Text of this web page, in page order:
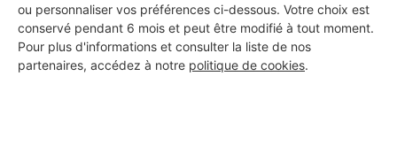
ou personnaliser vos préférences ci-dessous. Votre choix est
conservé pendant 6 mois et peut être modifié à tout moment.
Pour plus d'informations et consulter la liste de nos
partenaires, accédez à notre politique de cookies.
popcorn Design
Chamonix-Mont-Blanc